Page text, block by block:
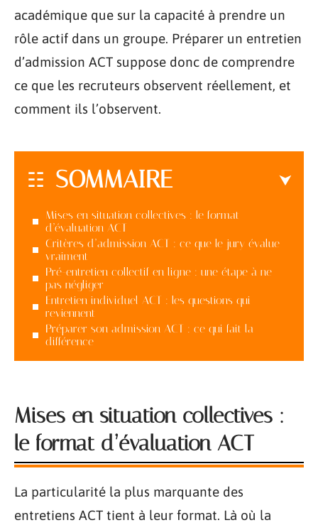
académique que sur la capacité à prendre un
rôle actif dans un groupe. Préparer un entretien
d’admission ACT suppose donc de comprendre
ce que les recruteurs observent réellement, et
comment ils l’observent.
SOMMAIRE
Mises en situation collectives : le format
d’évaluation ACT
Critères d’admission ACT : ce que le jury évalue
vraiment
Pré-entretien collectif en ligne : une étape à ne
pas négliger
Entretien individuel ACT : les questions qui
reviennent
Préparer son admission ACT : ce qui fait la
différence
Mises en situation collectives :
le format d’évaluation ACT
La particularité la plus marquante des
entretiens ACT tient à leur format. Là où la